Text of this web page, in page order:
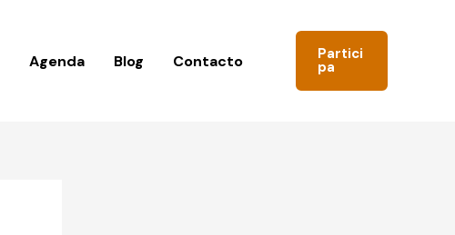
Agenda Blog Contacto Partici
pa